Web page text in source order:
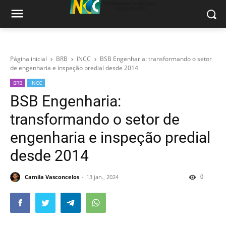
Página inicial BRB INCC
BSB Engenharia: transformando o setor
de engenharia e inspeção predial desde 2014
BRB INCC
BSB Engenharia:
transformando o setor de
engenharia e inspeção predial
desde 2014
Camila Vasconcelos 13 jan., 2024 0